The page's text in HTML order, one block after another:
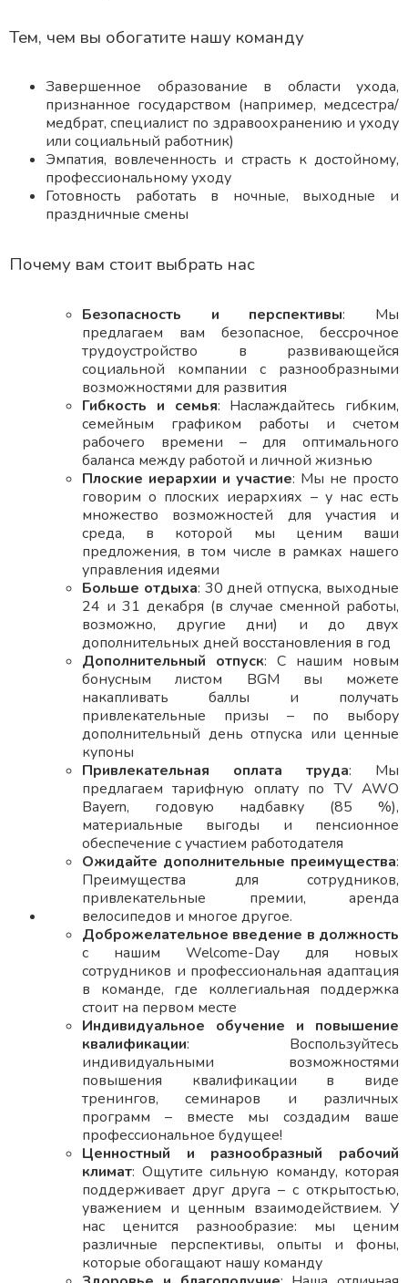
Тем, чем вы обогатите нашу команду
Завершенное образование в области ухода,
признанное государством (например, медсестра/
медбрат, специалист по здравоохранению и уходу
или социальный работник)
Эмпатия, вовлеченность и страсть к достойному,
профессиональному уходу
Готовность работать в ночные, выходные и
праздничные смены
Почему вам стоит выбрать нас
Безопасность и перспективы: Мы
предлагаем вам безопасное, бессрочное
трудоустройство в развивающейся
социальной компании с разнообразными
возможностями для развития
Гибкость и семья: Наслаждайтесь гибким,
семейным графиком работы и счетом
рабочего времени – для оптимального
баланса между работой и личной жизнью
Плоские иерархии и участие: Мы не просто
говорим о плоских иерархиях – у нас есть
множество возможностей для участия и
среда, в которой мы ценим ваши
предложения, в том числе в рамках нашего
управления идеями
Больше отдыха: 30 дней отпуска, выходные
24 и 31 декабря (в случае сменной работы,
возможно, другие дни) и до двух
дополнительных дней восстановления в год
Дополнительный отпуск: С нашим новым
бонусным листом BGM вы можете
накапливать баллы и получать
привлекательные призы – по выбору
дополнительный день отпуска или ценные
купоны
Привлекательная оплата труда: Мы
предлагаем тарифную оплату по TV AWO
Bayern, годовую надбавку (85 %),
материальные выгоды и пенсионное
обеспечение с участием работодателя
Ожидайте дополнительные преимущества:
Преимущества для сотрудников,
привлекательные премии, аренда
велосипедов и многое другое.
Доброжелательное введение в должность
с нашим Welcome-Day для новых
сотрудников и профессиональная адаптация
в команде, где коллегиальная поддержка
стоит на первом месте
Индивидуальное обучение и повышение
квалификации: Воспользуйтесь
индивидуальными возможностями
повышения квалификации в виде
тренингов, семинаров и различных
программ – вместе мы создадим ваше
профессиональное будущее!
Ценностный и разнообразный рабочий
климат: Ощутите сильную команду, которая
поддерживает друг друга – с открытостью,
уважением и ценным взаимодействием. У
нас ценится разнообразие: мы ценим
различные перспективы, опыты и фоны,
которые обогащают нашу команду